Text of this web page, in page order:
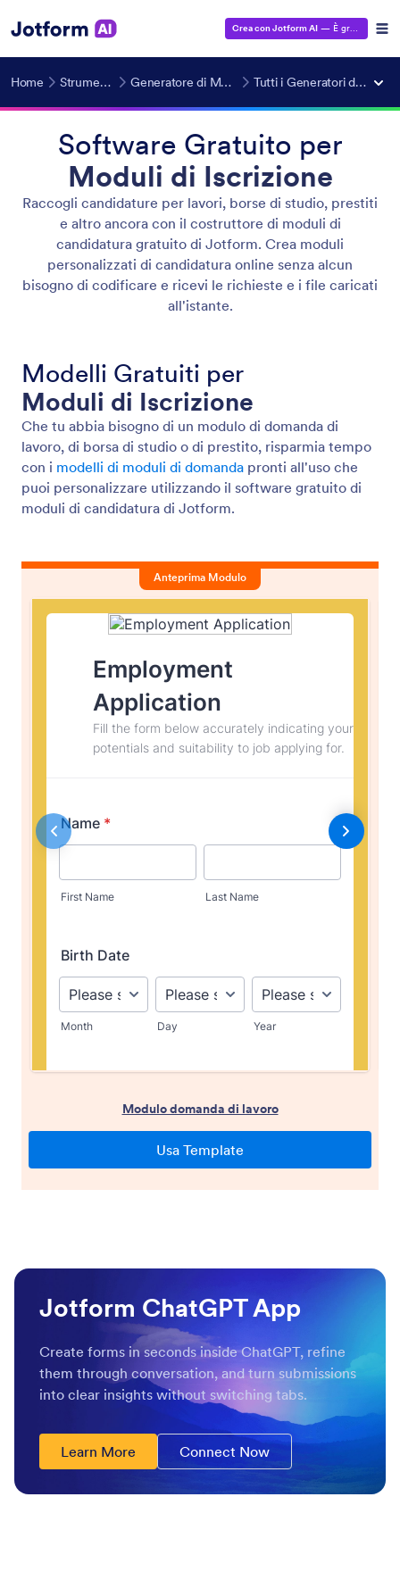
Crea con Jotform AI — È gratuito!
Home Strumenti AI Generatore di Moduli IA Tutti i Generatori di Moduli
Software Gratuito per
Moduli di Iscrizione
Raccogli candidature per lavori, borse di studio, prestiti
e altro ancora con il costruttore di moduli di
candidatura gratuito di Jotform. Crea moduli
personalizzati di candidatura online senza alcun
bisogno di codificare e ricevi le richieste e i file caricati
all'istante.
Modelli Gratuiti per
Moduli di Iscrizione
Che tu abbia bisogno di un modulo di domanda di
lavoro, di borsa di studio o di prestito, risparmia tempo
con i modelli di moduli di domanda pronti all'uso che
puoi personalizzare utilizzando il software gratuito di
moduli di candidatura di Jotform.
Jotform ChatGPT App
Create forms in seconds inside ChatGPT, refine
them through conversation, and turn submissions
into clear insights without switching tabs.
Learn More Connect Now